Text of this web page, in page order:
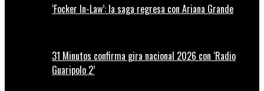
‘Focker In-Law’: la saga regresa con Ariana Grande
31 Minutos confirma gira nacional 2026 con ‘Radio
Guaripolo 2’